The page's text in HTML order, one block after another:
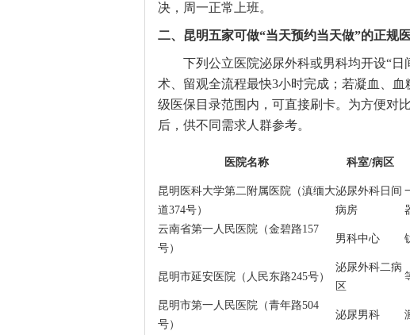
决，周一正常上班。
二、昆明五家可做“当天预约当天做”的正规
下列公立医院泌尿外科或男科均开设“
术、留观全流程最快3小时完成；若凝血、
级医保目录范围内，可直接刷卡。为方便对
后，供不同需求人群参考。
医院名称 科室/病区
昆明医科大学第二附属医院（滇缅大
道374号）
泌尿外科日间
病房
云南省第一人民医院（金碧路157
号）
男科中心
昆明市延安医院（人民东路245号）
泌尿外科二病
区
昆明市第一人民医院（青年路504
号）
泌尿男科